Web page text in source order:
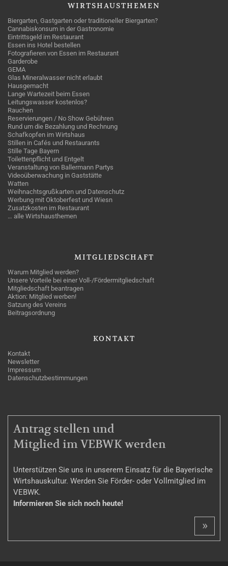
WIRTSHAUSTHEMEN
Biergarten, Gastgarten oder traditioneller Biergarten?
Cannabiskonsum in der Gastronomie
Eintrittsgeld im Restaurant
Essen ins Hotel bestellen
Fotografieren von Essen im Restaurant
Garderobe
GEMA
Glas Mineralwasser nicht erlaubt
Hausgemacht
Lange Wartezeit beim Essen
Leitungswasser kostenlos?
Rauchen
Reservierungen / No Show Gebühren
Rund um die Bezahlung und Rechnung
Schafkopfen im Wirtshaus
Stillen in Cafés und Restaurants
Stille Tage Bayern
Toilettenpflicht und Entgelt
Veranstaltung von Ballermann Partys
Videoüberwachung in Gaststätte
Watten
Weihnachtsgrußkarten und Datenschutz
Werbung mit Oktoberfest und Wiesn
Zusatzkosten im Restaurant
… alle Wirtshausthemen
MITGLIEDSCHAFT
Warum Mitglied werden?
Unsere Vorteile bei einer Voll-/Fördermitgliedschaft
Mitgliedschaft beantragen
Aktion: Mitglied werben!
Satzung des Vereins
Beitragsordnung
KONTAKT
Kontakt
Newsletter
Impressum
Datenschutzbestimmungen
MITGLIEDSCHAFT
Antrag stellen und
Mitglied im VEBWK werden
Unterstützen Sie uns in unserem Einsatz für die Bayerische
Wirtshauskultur. Werden Sie Förder- oder Vollmitglied im
VEBWK.
Informieren Sie sich noch heute!
»